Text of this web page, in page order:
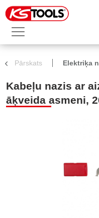
Pārskats Elektriķa
Kabeļu nazis ar
āķveida asmeni,